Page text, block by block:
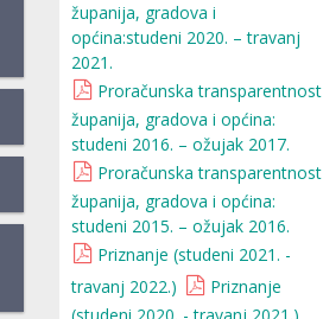
županija, gradova i
općina:studeni 2020. – travanj
2021.
Proračunska transparentnost
županija, gradova i općina:
studeni 2016. – ožujak 2017.
Proračunska transparentnost
županija, gradova i općina:
studeni 2015. – ožujak 2016.
Priznanje (studeni 2021. -
travanj 2022.)
Priznanje